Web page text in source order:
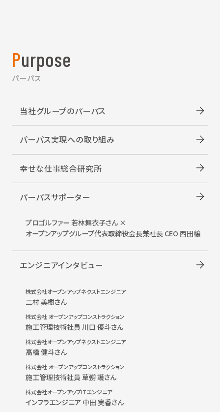
Purpose
パーパス
当社グループのパーパス
パーパス実現への取り組み
幸せな仕事総合研究所
パーパスサポーター
プロゴルファー 若林舞衣子さん ×
オープンアップグループ代表取締役会長兼社長 CEO 西田穣
エンジニアインタビュー
株式会社オープンアップネクストエンジニア
二村 美樹さん
株式会社 オープンアップコンストラクション
施工管理技術社員 川口 優斗さん
株式会社オープンアップネクストエンジニア
髙橋 健斗さん
株式会社 オープンアップコンストラクション
施工管理技術社員 草彅 護さん
株式会社オープンアップITエンジニア
インフラエンジニア 中田 実香さん